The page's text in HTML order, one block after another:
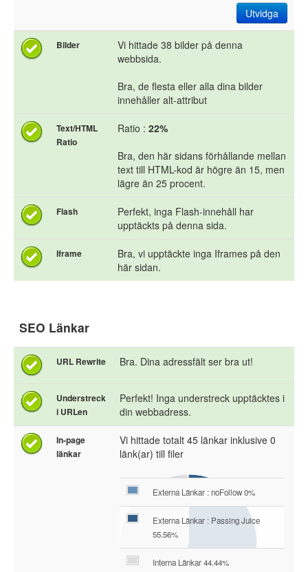
Utvidga
Bilder
Vi hittade 38 bilder på denna
webbsida.
Bra, de flesta eller alla dina bilder
innehåller alt-attribut
Text/HTML
Ratio
Ratio : 22%
Bra, den här sidans förhållande mellan
text till HTML-kod är högre än 15, men
lägre än 25 procent.
Flash
Perfekt, inga Flash-innehåll har
upptäckts på denna sida.
Iframe
Bra, vi upptäckte inga Iframes på den
här sidan.
SEO Länkar
URL Rewrite Bra. Dina adressfält ser bra ut!
Understreck
i URLen
Perfekt! Inga understreck upptäcktes i
din webbadress.
In-page
länkar
Vi hittade totalt 45 länkar inklusive 0
länk(ar) till filer
Externa Länkar : noFollow 0%
Externa Länkar : Passing Juice
55.56%
Interna Länkar 44.44%